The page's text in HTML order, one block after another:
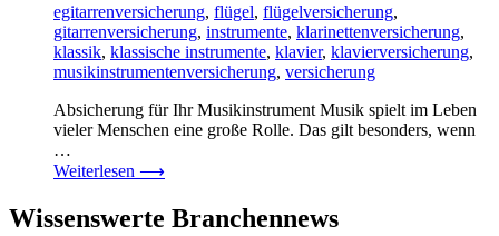
egitarrenversicherung, flügel, flügelversicherung,
gitarrenversicherung, instrumente, klarinettenversicherung,
klassik, klassische instrumente, klavier, klavierversicherung,
musikinstrumentenversicherung, versicherung
Absicherung für Ihr Musikinstrument Musik spielt im Leben
vieler Menschen eine große Rolle. Das gilt besonders, wenn
…
Weiterlesen ⟶
Wissenswerte Branchennews